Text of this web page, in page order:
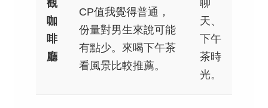
觀
咖
啡
廳
CP值我覺得普通，
份量對男生來說可能
有點少。來喝下午茶
看風景比較推薦。
聊
天、
下午
茶時
光。